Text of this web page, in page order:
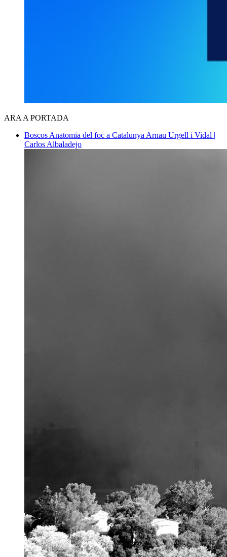
ARA A PORTADA
Boscos Anatomia del foc a Catalunya Arnau Urgell i Vidal |
Carlos Albaladejo